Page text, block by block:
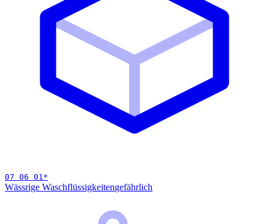
07 06 01 *
Wässrige Waschflüssigkeitengefährlich